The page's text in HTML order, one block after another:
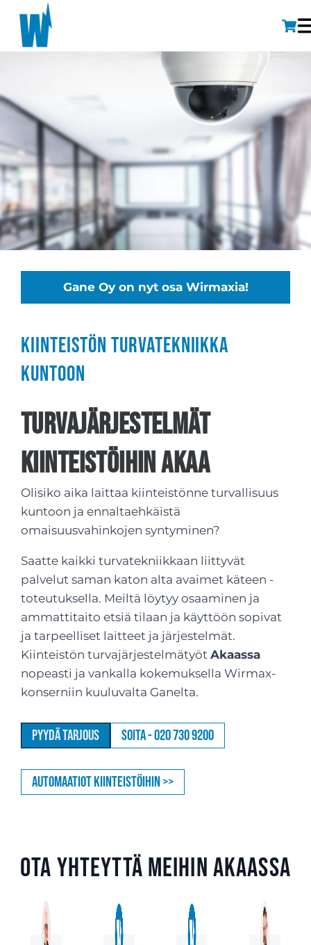
Gane Oy on nyt osa Wirmaxia!
Kiinteistön turvatekniikka
kuntoon
Turvajärjestelmät
kiinteistöihin Akaa
Olisiko aika laittaa kiinteistönne turvallisuus
kuntoon ja ennaltaehkäistä
omaisuusvahinkojen syntyminen?
Saatte kaikki turvatekniikkaan liittyvät
palvelut saman katon alta avaimet käteen -
toteutuksella. Meiltä löytyy osaaminen ja
ammattitaito etsiä tilaan ja käyttöön sopivat
ja tarpeelliset laitteet ja järjestelmät.
Kiinteistön turvajärjestelmätyöt Akaassa
nopeasti ja vankalla kokemuksella Wirmax-
konserniin kuuluvalta Ganelta.
Pyydä tarjous Soita - 020 730 9200
Automaatiot kiinteistöihin >>
Ota yhteyttä meihin Akaassa